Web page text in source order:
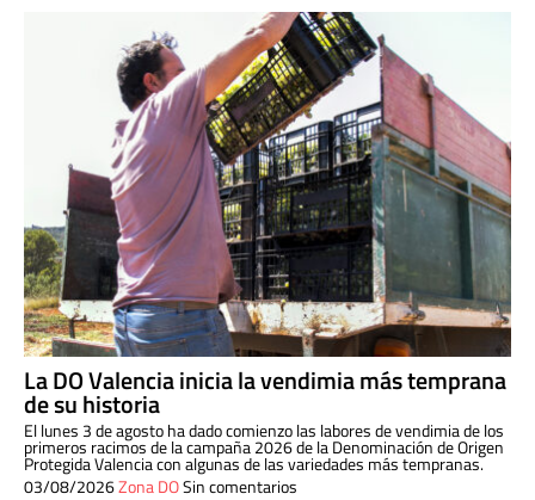
La DO Valencia inicia la vendimia más temprana
de su historia
El lunes 3 de agosto ha dado comienzo las labores de vendimia de los
primeros racimos de la campaña 2026 de la Denominación de Origen
Protegida Valencia con algunas de las variedades más tempranas.
03/08/2026Zona DOSin comentarios